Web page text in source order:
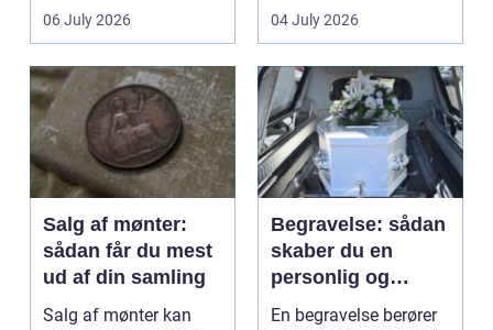
det lokale...
06 July 2026
sundhedssektoren.
Klinikker, praksis og
beh...
04 July 2026
Salg af mønter:
sådan får du mest
ud af din samling
Salg af mønter kan
Begravelse: sådan
skaber du en
personlig og
respektfuld afsked
En begravelse berører